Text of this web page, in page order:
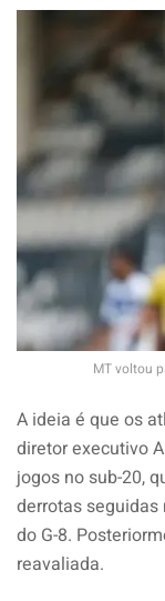
MT voltou
A ideia é que os
diretor executivo
jogos no sub-20,
derrotas
do G-8.
reavaliada.